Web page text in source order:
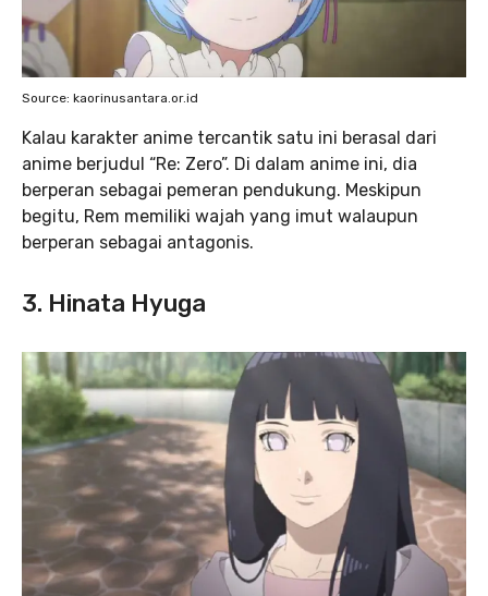
Source: kaorinusantara.or.id
Kalau karakter anime tercantik satu ini berasal dari
anime berjudul “Re: Zero”. Di dalam anime ini, dia
berperan sebagai pemeran pendukung. Meskipun
begitu, Rem memiliki wajah yang imut walaupun
berperan sebagai antagonis.
3. Hinata Hyuga